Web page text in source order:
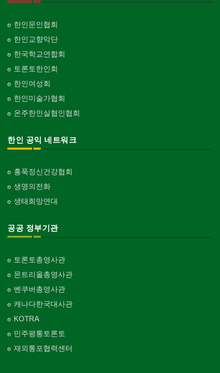
한인문인협회
한인교향악단
한국학교연합회
토론토한인회
한인여성회
한인미술가협회
온주한인실협인협회
한인 공익 네트워크
홍푹정신건강협회
생명의전화
생태희망연대
공공 정부기관
토론토총영사관
몬트리올총영사관
벤쿠버총영사관
캐나다한국대사관
KOTRA
민주평통토론토
재외통포협력센터